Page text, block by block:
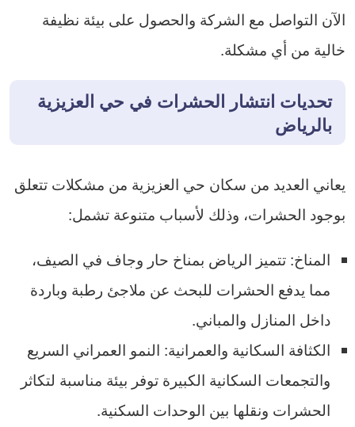
الآن التواصل مع الشركة والحصول على بيئة نظيفة
خالية من أي مشكلة.
تحديات انتشار الحشرات في حي العزيزية
بالرياض
يعاني العديد من سكان حي العزيزية من مشكلات تتعلق
بوجود الحشرات، وذلك لأسباب متنوعة تشمل:
المناخ: تتميز الرياض بمناخ حار وجاف في الصيف،
مما يدفع الحشرات للبحث عن ملاجئ رطبة وباردة
داخل المنازل والمباني.
الكثافة السكانية والعمرانية: النمو العمراني السريع
والتجمعات السكانية الكبيرة توفر بيئة مناسبة لتكاثر
الحشرات ونقلها بين الوحدات السكنية.